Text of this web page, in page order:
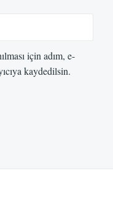
için adım, e-
kaydedilsin.